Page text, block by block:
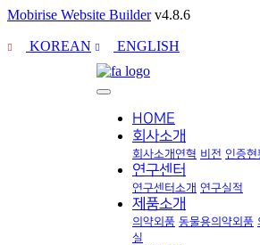
Mobirise Website Builderv4.8.6
KOREAN ENGLISH
HOME
회사소개
회사소개연혁 비전 인증현
연구센터
연구센터소개 연구실적
제품소개
의약외품 동물용의약외품
실